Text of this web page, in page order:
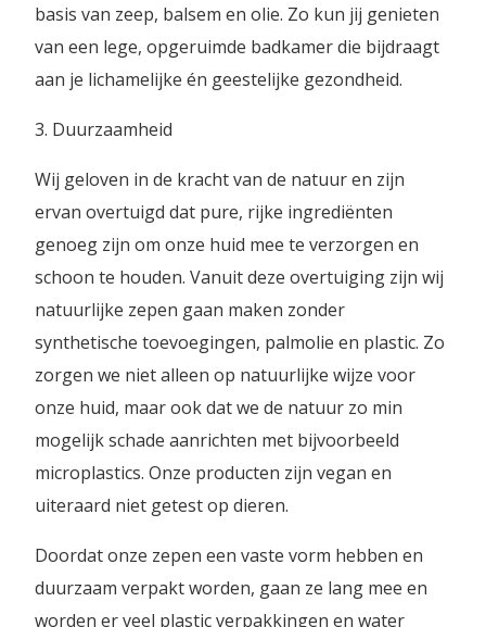
basis van zeep, balsem en olie. Zo kun jij genieten
van een lege, opgeruimde badkamer die bijdraagt
aan je lichamelijke én geestelijke gezondheid.
3. Duurzaamheid
Wij geloven in de kracht van de natuur en zijn
ervan overtuigd dat pure, rijke ingrediënten
genoeg zijn om onze huid mee te verzorgen en
schoon te houden. Vanuit deze overtuiging zijn wij
natuurlijke zepen gaan maken zonder
synthetische toevoegingen, palmolie en plastic. Zo
zorgen we niet alleen op natuurlijke wijze voor
onze huid, maar ook dat we de natuur zo min
mogelijk schade aanrichten met bijvoorbeeld
microplastics. Onze producten zijn vegan en
uiteraard niet getest op dieren.
Doordat onze zepen een vaste vorm hebben en
duurzaam verpakt worden, gaan ze lang mee en
worden er veel plastic verpakkingen en water